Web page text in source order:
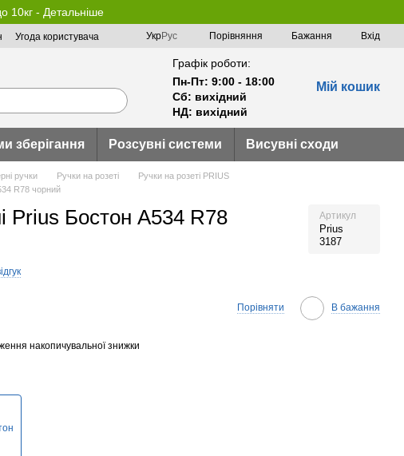
10кг - Детальніше
Угода користувача
УкрРус Порівняння Бажання Вхід
Графік роботи:
Пн-Пт: 9:00 - 18:00
Сб: вихідний
НД: вихідний
Мій кошик
зберігання Розсувні системи Висувні сходи
ручки Ручки на розеті
Ручки на розеті PRIUS
R78 чорний
Prius Бостон А534 R78
Артикул
Prius
3187
Порівняти В бажання
накопичувальної знижки